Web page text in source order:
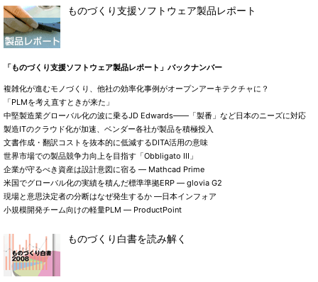
ものづくり支援ソフトウェア製品レポート
「ものづくり支援ソフトウェア製品レポート」バックナンバー
複雑化が進むモノづくり、他社の効率化事例がオープンアーキテクチャに？
「PLMを考え直すときが来た」
中堅製造業グローバル化の波に乗るJD Edwards――「製番」など日本のニーズに対応
製造ITのクラウド化が加速、ベンダー各社が製品を積極投入
文書作成・翻訳コストを抜本的に低減するDITA活用の意味
世界市場での製品競争力向上を目指す「Obbligato III」
企業が守るべき資産は設計意図に宿る ― Mathcad Prime
米国でグローバル化の実績を積んだ標準準拠ERP ― glovia G2
現場と意思決定者の分断はなぜ発生するか ―日本インフォア
小規模開発チーム向けの軽量PLM ― ProductPoint
ものづくり白書を読み解く